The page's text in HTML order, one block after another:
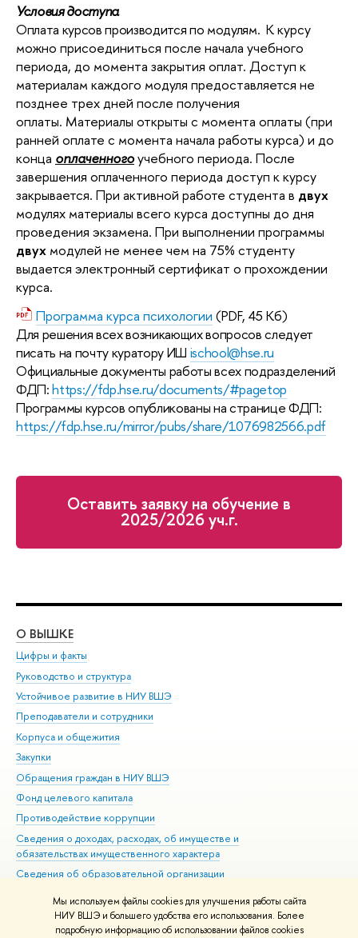
Мы используем файлы cookies для улучшения работы сайта
НИУ ВШЭ и большего удобства его использования. Более
подробную информацию об использовании файлов cookies
Условия доступа
Оплата курсов производится по модулям. К курсу
можно присоединиться после начала учебного
периода, до момента закрытия оплат. Доступ к
материалам каждого модуля предоставляется не
позднее трех дней после получения
оплаты. Материалы открыты с момента оплаты (при
ранней оплате с момента начала работы курса) и до
конца оплаченногоучебного периода. После
завершения оплаченного периода доступ к курсу
закрывается. При активной работе студента в двух
модулях материалы всего курса доступны до дня
проведения экзамена. При выполнении программы
двух модулей не менее чем на 75% студенту
выдается электронный сертификат о прохождении
курса.
Программа курса психологии (PDF, 45 Кб)
Для решения всех возникающих вопросов следует
писать на почту куратору ИШ ischool@hse.ru
Официальные документы работы всех подразделений
ФДП:https://fdp.hse.ru/documents/#pagetop
Программы курсов опубликованы на странице ФДП:
https://fdp.hse.ru/mirror/pubs/share/1076982566.pdf
Оставить заявку на обучение в
2025/2026 уч.г.
О ВЫШКЕ
Цифры и факты
Руководство и структура
Устойчивое развитие в НИУ ВШЭ
Преподаватели и сотрудники
Корпуса и общежития
Закупки
Обращения граждан в НИУ ВШЭ
Фонд целевого капитала
Противодействие коррупции
Сведения о доходах, расходах, об имуществе и
обязательствах имущественного характера
Сведения об образовательной организации
Людям с ограниченными возможностями здоровья
Единая платежная страница
Работа в Вышке